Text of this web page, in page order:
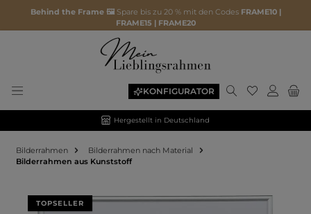
Behind the Frame 🖼️ Spare bis zu 20 % mit den Codes FRAME10 |
FRAME15 | FRAME20
KONFIGURATOR
Hergestellt in Deutschland
Bilderrahmen
Bilderrahmen nach Material
Bilderrahmen aus Kunststoff
Bildergalerie überspringen
TOPSELLER